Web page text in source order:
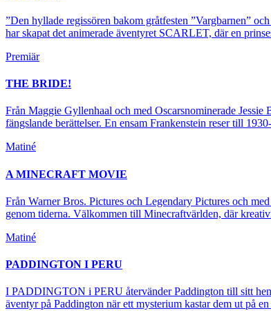
”Den hyllade regissören bakom gråtfesten ”Vargbarnen”
har skapat det animerade äventyret SCARLET, där en
Premiär
THE BRIDE!
Från Maggie Gyllenhaal och med Oscarsnominerade
fängslande berättelser. En ensam Frankenstein reser till
Matiné
A MINECRAFT MOVIE
Från Warner Bros. Pictures och Legendary Pictures och
genom tiderna. Välkommen till Minecraftvärlden, där
Matiné
PADDINGTON I PERU
I PADDINGTON i PERU återvänder Paddington till sitt
äventyr på Paddington när ett mysterium kastar dem ut på